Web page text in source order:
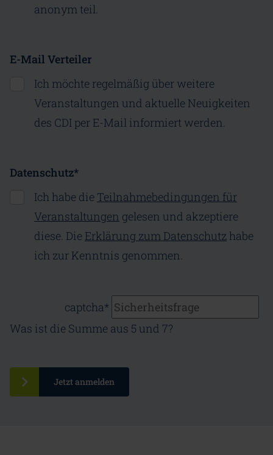
anonym teil.
E-Mail Verteiler
Ich möchte regelmäßig über weitere
Veranstaltungen und aktuelle Neuigkeiten
des CDI per E-Mail informiert werden.
Datenschutz*
Ich habe die Teilnahmebedingungen für
Veranstaltungen gelesen und akzeptiere
diese. Die Erklärung zum Datenschutz habe
ich zur Kenntnis genommen.
captcha*
Was ist die Summe aus 5 und 7?
Jetzt anmelden